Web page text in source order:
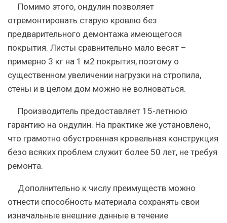
Помимо этого, ондулин позволяет
отремонтировать старую кровлю без
предварительного демонтажа имеющегося
покрытия. Листы сравнительно мало весят –
примерно 3 кг на 1 м2 покрытия, поэтому о
существенном увеличении нагрузки на стропила,
стены и в целом дом можно не волноваться.
Производитель предоставляет 15-летнюю
гарантию на ондулин. На практике же установлено,
что грамотно обустроенная кровельная конструкция
безо всяких проблем служит более 50 лет, не требуя
ремонта.
Дополнительно к числу преимуществ можно
отнести способность материала сохранять свои
изначальные внешние данные в течение